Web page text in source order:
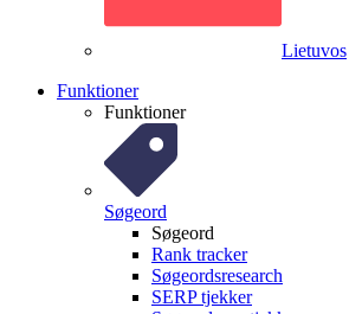
Lietuvos
Funktioner
Funktioner
Søgeord
Søgeord
Rank tracker
Søgeordsresearch
SERP tjekker